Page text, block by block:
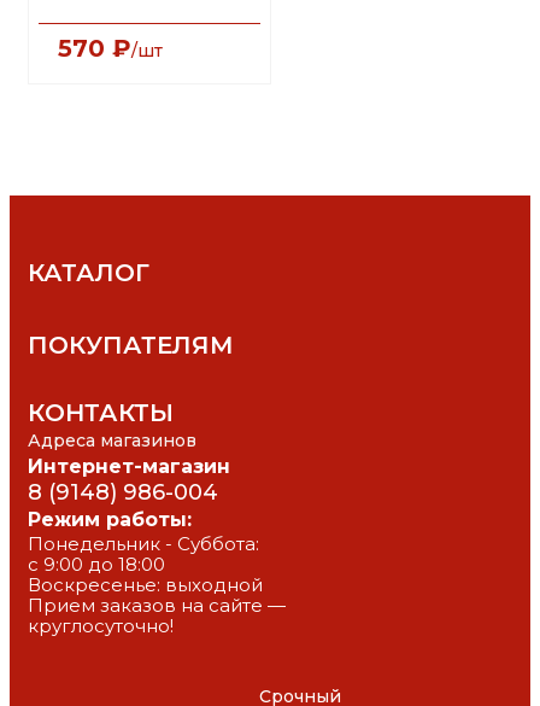
570 ₽/шт
КАТАЛОГ
ПОКУПАТЕЛЯМ
КОНТАКТЫ
Адреса магазинов
Интернет-магазин
8 (9148) 986-004
Режим работы:
Понедельник - Суббота:
с 9:00 до 18:00
Воскресенье: выходной
Прием заказов на сайте —
круглосуточно!